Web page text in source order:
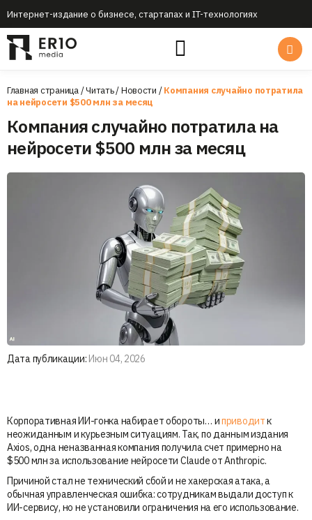
Интернет-издание о бизнесе, стартапах и IT-технологиях
Главная страница/Читать/Новости /Компания случайно потратила
на нейросети $500 млн за месяц
Компания случайно потратила на
нейросети $500 млн за месяц
Дата публикации: Июн 04, 2026
Корпоративная ИИ-гонка набирает обороты… иприводитк
неожиданным и курьезным ситуациям. Так, по данным издания
Axios, одна неназванная компания получила счет примерно на
$500 млн за использование нейросети Claude от Anthropic.
Причиной стал не технический сбой и не хакерская атака, а
обычная управленческая ошибка: сотрудникам выдали доступ к
ИИ-сервису, но не установили ограничения на его использование.